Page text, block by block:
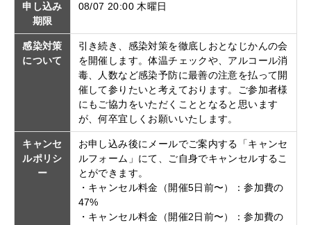
申し込み
期限
08/07 20:00 木曜日
感染対策
について
引き続き、感染対策を徹底しおとなじかんの会
を開催します。体温チェックや、アルコール消
毒、人数など感染予防に最善の注意を払って開
催して参りたいと考えております。ご参加者様
にもご協力をいただくこととなると思います
が、何卒宜しくお願いいたします。
キャンセ
ルポリシ
ー
お申し込み後にメールでご案内する「キャンセ
ルフォーム」にて、ご自身でキャンセルするこ
とができます。
・キャンセル料金（開催5日前〜）：参加費の
47%
・キャンセル料金（開催2日前〜）：参加費の